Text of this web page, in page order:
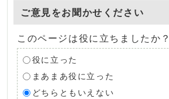
ご意見をお聞かせください
このページは役に立ちましたか？
役に立った
まあまあ役に立った
どちらともいえない